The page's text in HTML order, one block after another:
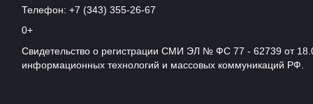
Телефон: +7 (343) 355-26-67
0+
Свидетельство о регистрации СМИ ЭЛ № ФС 77 - 62739 от
информационных технологий и массовых коммуникаций РФ.